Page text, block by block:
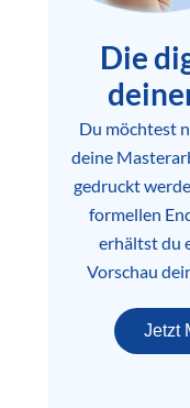
Die
Du möchtest
deine
gedruckt
formellen
erhältst du
Vorschau
Jetzt